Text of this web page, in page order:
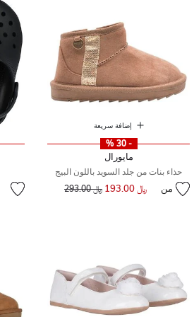
إضافة سريعة
- 30 %
مايورال
حذاء بنات من جلد السويد باللون البيج
من ﷼ 193.00 سعر مخفض من﷼ 293.00